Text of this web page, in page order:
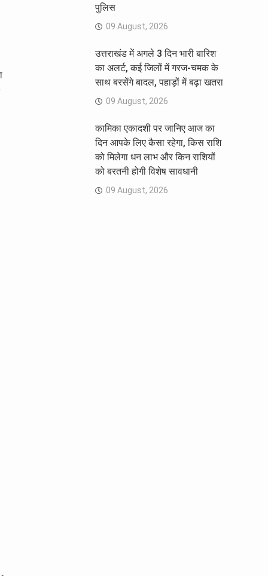
पुलिस
09 August, 2026
उत्तराखंड में अगले 3 दिन भारी बारिश
का अलर्ट, कई जिलों में गरज-चमक के
साथ बरसेंगे बादल, पहाड़ों में बढ़ा खतरा
09 August, 2026
कामिका एकादशी पर जानिए आज का
दिन आपके लिए कैसा रहेगा, किस राशि
को मिलेगा धन लाभ और किन राशियों
को बरतनी होगी विशेष सावधानी
09 August, 2026